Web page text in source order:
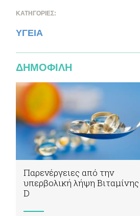
ΚΑΤΗΓΟΡΙΕΣ:
ΥΓΕΙΑ
ΔΗΜΟΦΙΛΗ
Παρενέργειες από την
υπερβολική λήψη Βιταμίνης
D